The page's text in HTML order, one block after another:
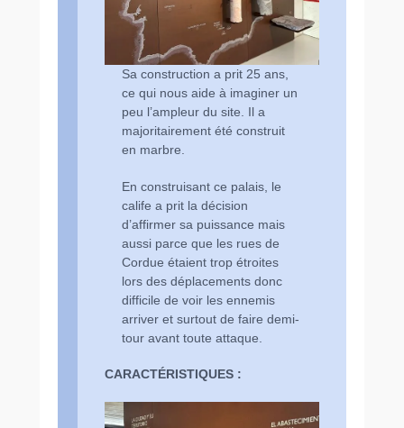
Sa construction a prit 25 ans,
ce qui nous aide à imaginer un
peu l’ampleur du site. Il a
majoritairement été construit
en marbre.
En construisant ce palais, le
calife a prit la décision
d’affirmer sa puissance mais
aussi parce que les rues de
Cordue étaient trop étroites
lors des déplacements donc
difficile de voir les ennemis
arriver et surtout de faire demi-
tour avant toute attaque.
CARACTÉRISTIQUES :